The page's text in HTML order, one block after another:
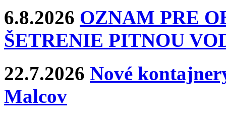
6.8.2026 OZNAM PRE
ŠETRENIE PITNOU
22.7.2026 Nové
Malcov